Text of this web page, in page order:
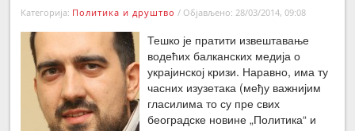
←Претходна вест
Следећа вест →
Категорија: Политика и друштво / Објављено: 28/03/2014, 09:08
Тешко је пратити извештавање
водећих балканских медија о
украјинској кризи. Наравно, има ту
часних изузетака (међу важнијим
гласилима то су пре свих
београдске новине „Политика“ и